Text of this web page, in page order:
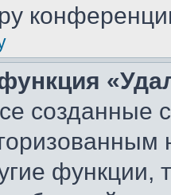
созданные
функции,